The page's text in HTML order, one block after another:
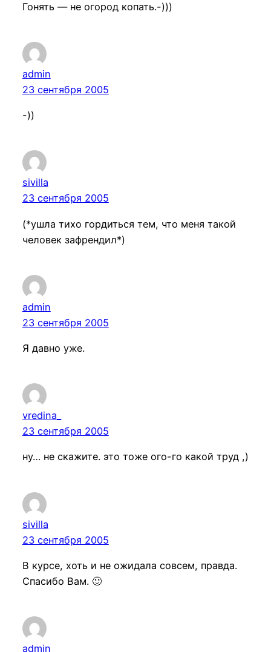
Гонять — не огород копать.-)))
admin
23 сентября 2005
-))
sivilla
23 сентября 2005
(*ушла тихо гордиться тем, что меня такой
человек зафрендил*)
admin
23 сентября 2005
Я давно уже.
vredina_
23 сентября 2005
ну… не скажите. это тоже ого-го какой труд ,)
sivilla
23 сентября 2005
В курсе, хоть и не ожидала совсем, правда.
Спасибо Вам. 🙂
admin